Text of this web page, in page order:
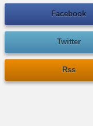
Facebook
Twitter
Rss